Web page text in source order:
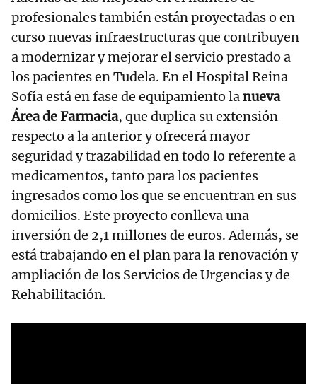
profesionales también están proyectadas o en
curso nuevas infraestructuras que contribuyen
a modernizar y mejorar el servicio prestado a
los pacientes en Tudela. En el Hospital Reina
Sofía está en fase de equipamiento lanueva
Área de Farmacia, que duplica su extensión
respecto a la anterior y ofrecerá mayor
seguridad y trazabilidad en todo lo referente a
medicamentos, tanto para los pacientes
ingresados como los que se encuentran en sus
domicilios. Este proyecto conlleva una
inversión de 2,1 millones de euros. Además, se
está trabajando en el plan para la renovación y
ampliación de los Servicios de Urgencias y de
Rehabilitación.